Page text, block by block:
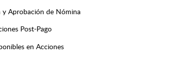
y Aprobación de Nómina
Post-Pago
en Acciones